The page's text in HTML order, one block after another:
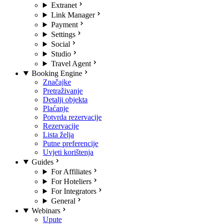
Extranet
Link Manager
Payment
Settings
Social
Studio
Travel Agent
Booking Engine
Značajke
Pretraživanje
Detalji objekta
Plaćanje
Potvrda rezervacije
Rezervacije
Lista želja
Putne preferencije
Uvjeti korištenja
Guides
For Affiliates
For Hoteliers
For Integrators
General
Webinars
Upute